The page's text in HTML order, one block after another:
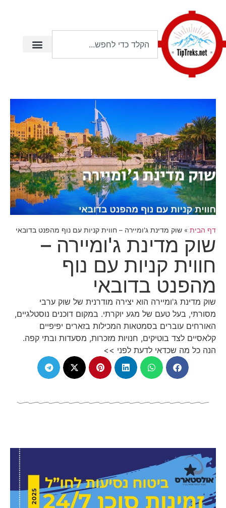
דף הבית » שוק מדינת ג'ומיירה – חווית קניות עם נוף מהפנט בדובאי
שוק מדינת ג'ומיירה –
חווית קניות עם נוף
מהפנט בדובאי
שוק מדינת ג'ומיירה הוא יצירה מודרנית של שוק ערבי
מסורתי, בעל טעם של מגע יוקרתי. במקום דוכנים נוסטלגיים,
האורחים עוברים בסמטאות המכילות בזארים יפיפיים
קלאסיים לצד בוטיקים, חנויות מזכרות, מסעדות ובתי קפה.
הנה כל מה שכדאי לדעת לפני >>